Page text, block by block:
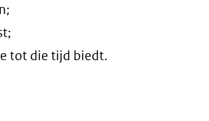
tot die tijd biedt.